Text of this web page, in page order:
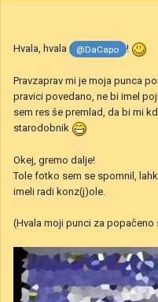
Hvala, hvala @DaCapo !
Pravzaprav mi je moja punca
pravici povedano, ne bi imel
sem res še premlad, da bi mi
starodobnik
Okej, gremo dalje!
Tole fotko sem se spomnil,
imeli radi konz(j)ole.
(Hvala moji punci za popačeno